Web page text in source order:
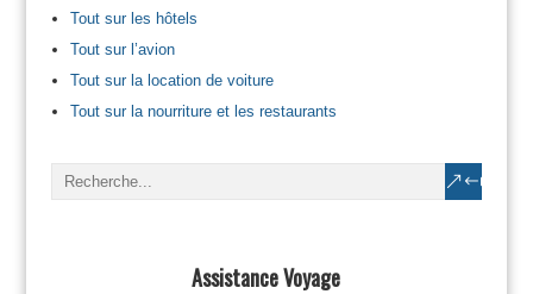
Tout sur les hôtels
Tout sur l’avion
Tout sur la location de voiture
Tout sur la nourriture et les restaurants
Assistance Voyage